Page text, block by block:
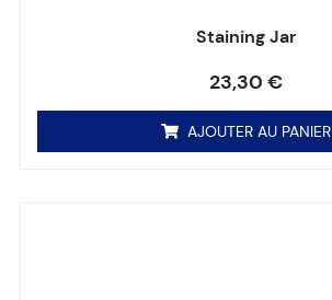
Staining Jar
23,30 €
AJOUTER AU PANIER